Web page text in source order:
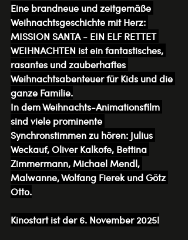
Eine brandneue und zeitgemäße
Weihnachtsgeschichte mit Herz:
MISSION SANTA - EIN ELF RETTET
WEIHNACHTEN ist ein fantastisches,
rasantes und zauberhaftes
Weihnachtsabenteuer für Kids und die
ganze Familie.
In dem Weihnachts-Animationsfilm
sind viele prominente
Synchronstimmen zu hören: Julius
Weckauf, Oliver Kalkofe, Bettina
Zimmermann, Michael Mendl,
Malwanne, Wolfang Fierek und Götz
Otto.
Kinostart ist der 6. November 2025!